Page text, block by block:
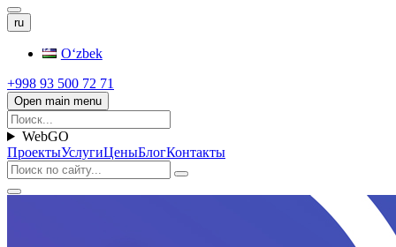
ru
Oʻzbek
+998 93 500 72 71
Open main menu
WebGO
ПроектыУслугиЦеныБлогКонтакты